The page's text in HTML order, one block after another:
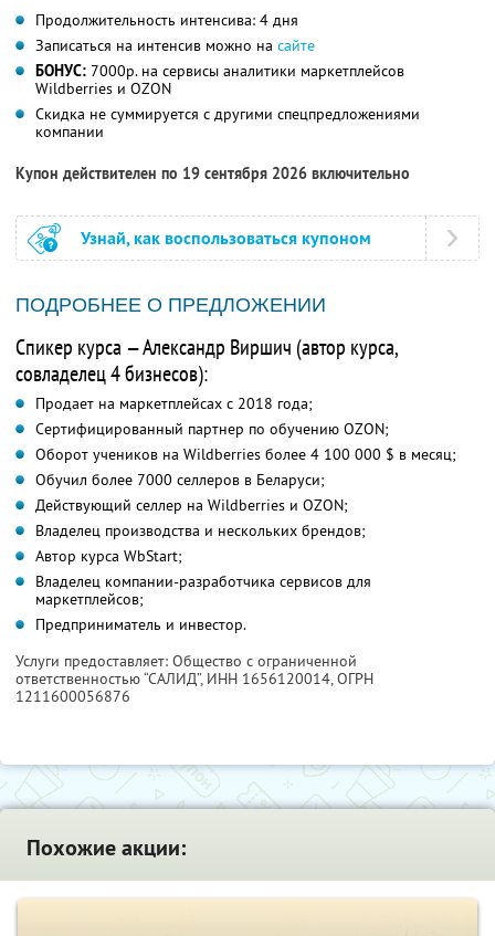
Продолжительность интенсива: 4 дня
Записаться на интенсив можно на сайте
БОНУС: 7000р. на сервисы аналитики маркетплейсов
Wildberries и OZON
Скидка не суммируется с другими спецпредложениями
компании
Купон действителен по 19 сентября 2026 включительно
Узнай, как воспользоваться купоном
ПОДРОБНЕЕ О ПРЕДЛОЖЕНИИ
Спикер курса — Александр Виршич (автор курса,
совладелец 4 бизнесов):
Продает на маркетплейсах с 2018 года;
Сертифицированный партнер по обучению OZON;
Оборот учеников на Wildberries более 4 100 000 $ в месяц;
Обучил более 7000 селлеров в Беларуси;
Действующий селлер на Wildberries и OZON;
Владелец производства и нескольких брендов;
Автор курса WbStart;
Владелец компании-разработчика сервисов для
маркетплейсов;
Предприниматель и инвестор.
Услуги предоставляет: Общество с ограниченной
ответственностью “САЛИД”, ИНН 1656120014, ОГРН
1211600056876
Похожие акции: